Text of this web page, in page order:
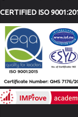
CERTIFIED ISO